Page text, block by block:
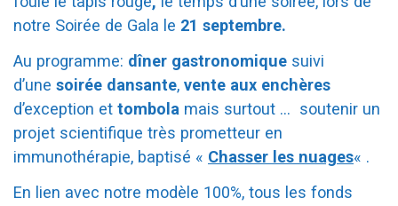
notre Soirée de Gala le 21 septembre.
Au programme: dîner gastronomique suivi
d’une soirée dansante, vente aux enchères
d’exception et tombola mais surtout … soutenir un
projet scientifique très prometteur en
immunothérapie, baptisé « Chasser les nuages« .
En lien avec notre modèle 100%, tous les fonds